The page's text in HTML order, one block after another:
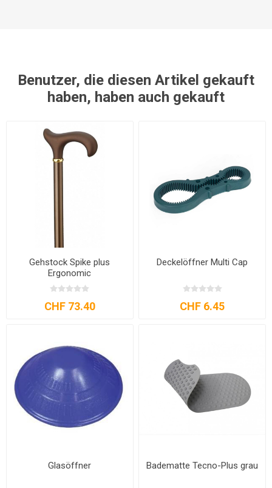
Benutzer, die diesen Artikel gekauft
haben, haben auch gekauft
Gehstock Spike plus
Ergonomic
CHF 73.40
Deckelöffner Multi Cap
CHF 6.45
Glasöffner Badematte Tecno-Plus grau